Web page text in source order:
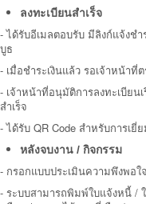
ลงทะเบียนสำเร็จ
-ได้รับอีเมลตอบรับ มีลิงก์แจ้งช
บูธ
- เมื่อชำระเงินแล้ว รอเจ้าหน้าที่
- เจ้าหน้าที่อนุมัติการลงทะเบียน
สำเร็จ
- ได้รับ QR Code สำหรับการเยี่
หลังจบงาน / กิจกรรม
- กรอกแบบประเมินความพึงพอใ
- ระบบสามารถพิมพ์ใบแจ้งหนี้ /